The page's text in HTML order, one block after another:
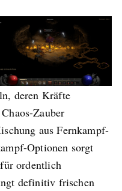
deren Kräfte
Zauber
aus Fernkampf-
Optionen sorgt
ordentlich
definitiv frischen